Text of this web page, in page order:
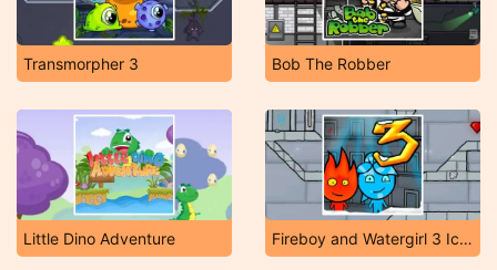
Transmorpher 3 Bob The Robber
Little Dino Adventure Fireboy and Watergirl 3 Ice Temple